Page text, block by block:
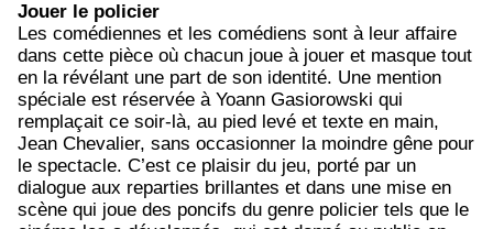
Jouer le policier
Les comédiennes et les comédiens sont à leur affaire
dans cette pièce où chacun joue à jouer et masque tout
en la révélant une part de son identité. Une mention
spéciale est réservée à Yoann Gasiorowski qui
remplaçait ce soir-là, au pied levé et texte en main,
Jean Chevalier, sans occasionner la moindre gêne pour
le spectacle. C’est ce plaisir du jeu, porté par un
dialogue aux reparties brillantes et dans une mise en
scène qui joue des poncifs du genre policier tels que le